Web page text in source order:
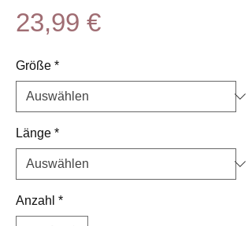
23,99 €Preis
Größe *
Länge *
Anzahl *